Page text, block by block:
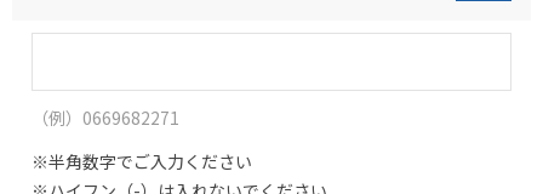
（例）0669682271
半角数字でご入力ください